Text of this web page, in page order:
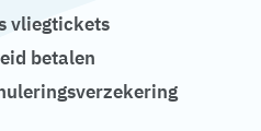
vliegtickets
betalen